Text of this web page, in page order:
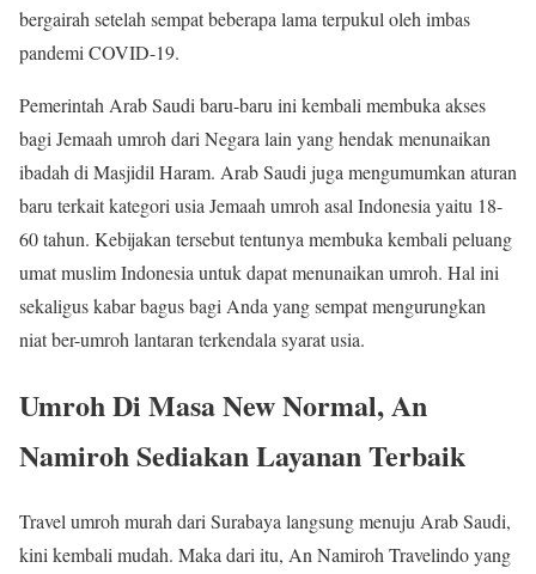
bergairah setelah sempat beberapa lama terpukul oleh imbas
pandemi COVID-19.
Pemerintah Arab Saudi baru-baru ini kembali membuka akses
bagi Jemaah umroh dari Negara lain yang hendak menunaikan
ibadah di Masjidil Haram. Arab Saudi juga mengumumkan aturan
baru terkait kategori usia Jemaah umroh asal Indonesia yaitu 18-
60 tahun. Kebijakan tersebut tentunya membuka kembali peluang
umat muslim Indonesia untuk dapat menunaikan umroh. Hal ini
sekaligus kabar bagus bagi Anda yang sempat mengurungkan
niat ber-umroh lantaran terkendala syarat usia.
Umroh Di Masa New Normal, An
Namiroh Sediakan Layanan Terbaik
Travel umroh murah dari Surabaya langsung menuju Arab Saudi,
kini kembali mudah. Maka dari itu, An Namiroh Travelindo yang